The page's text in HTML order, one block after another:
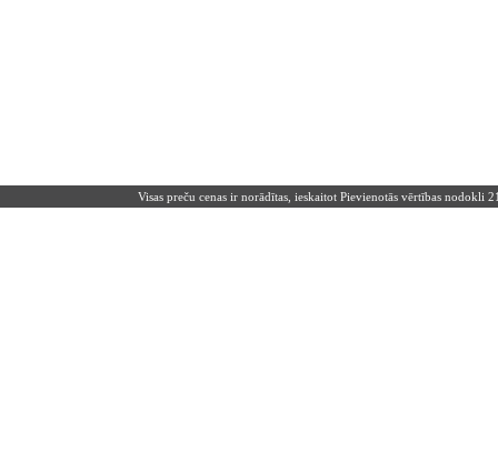
Visas preču cenas ir norādītas, ieskaitot Pievienotās vērtības nodokli